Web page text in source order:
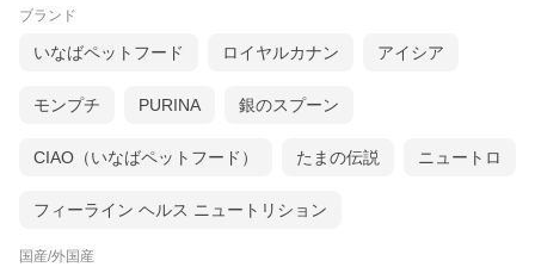
ブランド
いなばペットフード ロイヤルカナン アイシア
モンプチ PURINA 銀のスプーン
CIAO（いなばペットフード） たまの伝説 ニュートロ
フィーライン ヘルス ニュートリション
国産/外国産